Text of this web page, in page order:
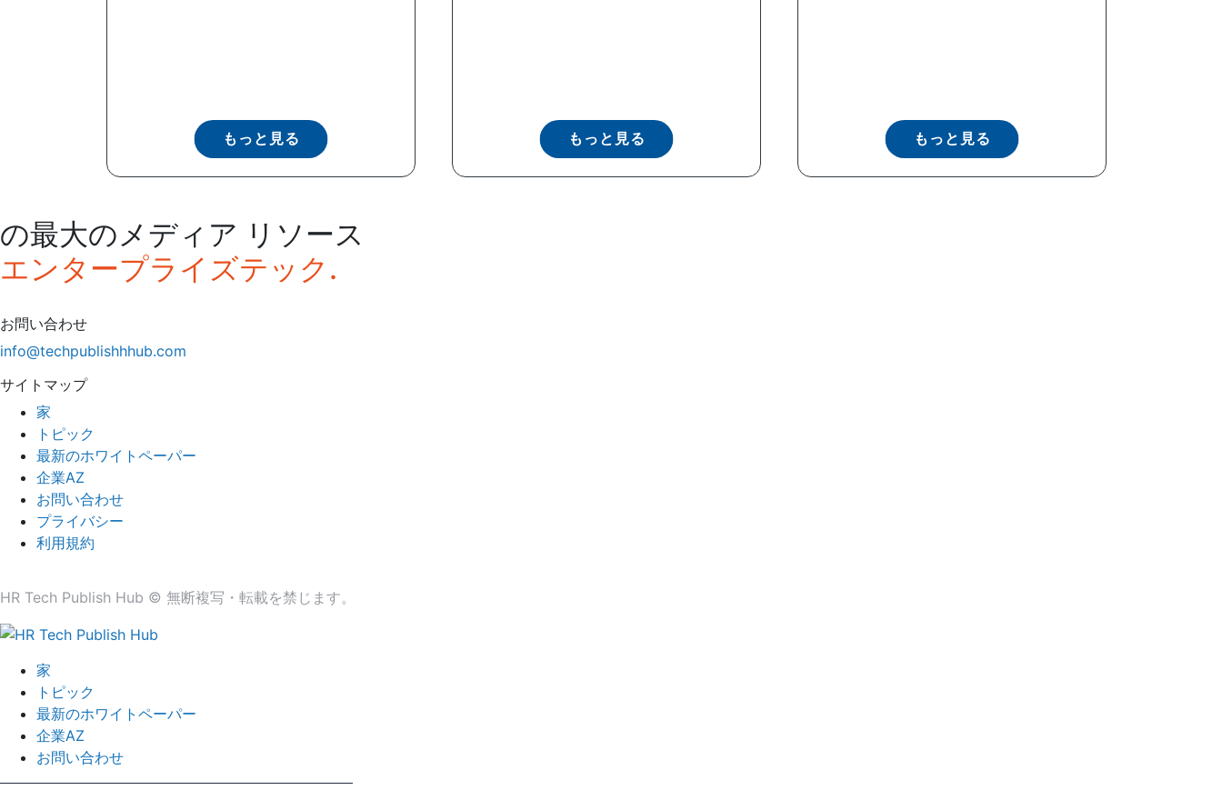
もっと見る もっと見る もっと見る
の最大のメディア リソース
エンタープライズテック.
お問い合わせ
info@techpublishhhub.com
サイトマップ
家
トピック
最新のホワイトペーパー
企業AZ
お問い合わせ
プライバシー
利用規約
HR Tech Publish Hub © 無断複写・転載を禁じます。
家
トピック
最新のホワイトペーパー
企業AZ
お問い合わせ